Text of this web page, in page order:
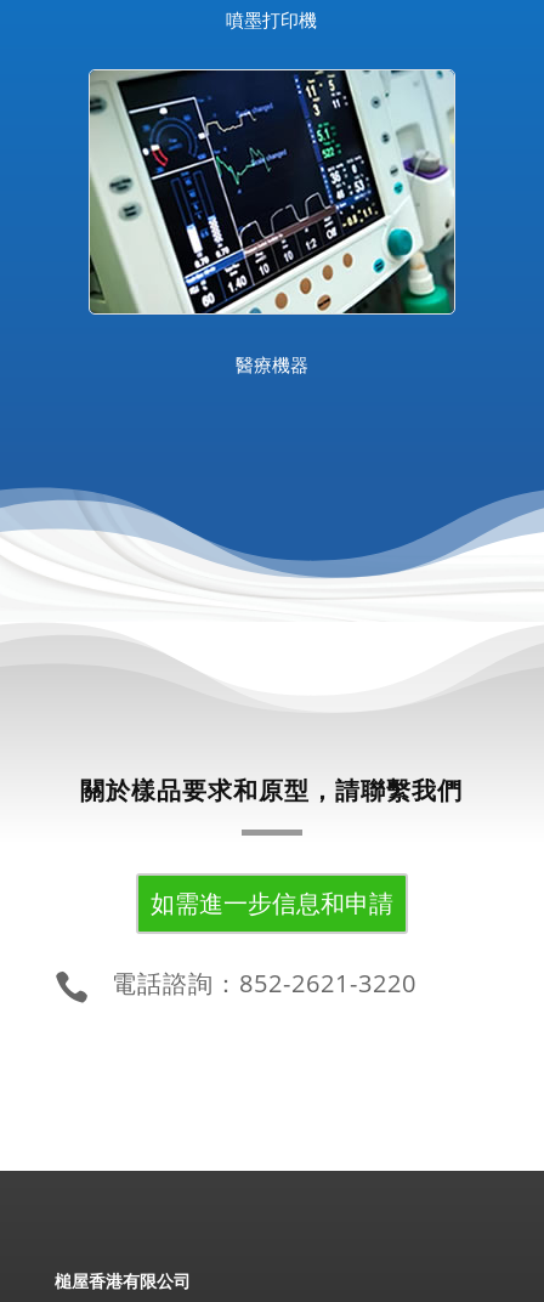
噴墨打印機
醫療機器
關於樣品要求和原型，請聯繫我們
如需進一步信息和申請
 電話諮詢：852-2621-3220
槌屋香港有限公司